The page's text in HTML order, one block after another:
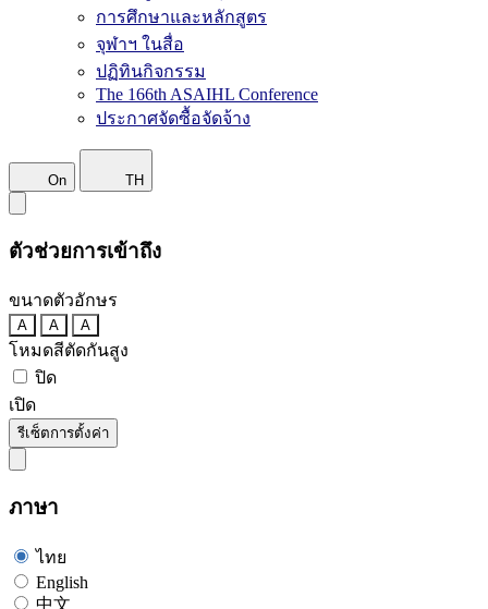
การศึกษาและหลักสูตร
จุฬาฯ ในสื่อ
ปฏิทินกิจกรรม
The 166th ASAIHL Conference
ประกาศจัดซื้อจัดจ้าง
On TH
ตัวช่วยการเข้าถึง
ขนาดตัวอักษร
A A A
โหมดสีตัดกันสูง
ปิด
เปิด
รีเซ็ตการตั้งค่า
ภาษา
ไทย
English
中文